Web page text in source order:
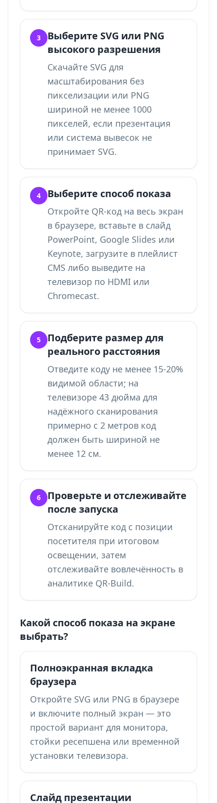
3
Выберите SVG или PNG
высокого разрешения
Скачайте SVG для
масштабирования без
пикселизации или PNG
шириной не менее 1000
пикселей, если презентация
или система вывесок не
принимает SVG.
4 Выберите способ показа
Откройте QR-код на весь экран
в браузере, вставьте в слайд
PowerPoint, Google Slides или
Keynote, загрузите в плейлист
CMS либо выведите на
телевизор по HDMI или
Chromecast.
5
Подберите размер для
реального расстояния
Отведите коду не менее 15-20%
видимой области; на
телевизоре 43 дюйма для
надёжного сканирования
примерно с 2 метров код
должен быть шириной не
менее 12 см.
6
Проверьте и отслеживайте
после запуска
Отсканируйте код с позиции
посетителя при итоговом
освещении, затем
отслеживайте вовлечённость в
аналитике QR-Build.
Какой способ показа на экране
выбрать?
Полноэкранная вкладка
браузера
Откройте SVG или PNG в браузере
и включите полный экран — это
простой вариант для монитора,
стойки ресепшена или временной
установки телевизора.
Слайд презентации